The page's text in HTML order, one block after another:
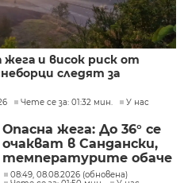
и висок риск от
следят за
Чете се за: 01:32 мин. У нас
Опасна жега: До 36° се
очакват в Сандански,
температурите обаче
не са рекордни
08:49, 08.08.2026 (обновена)